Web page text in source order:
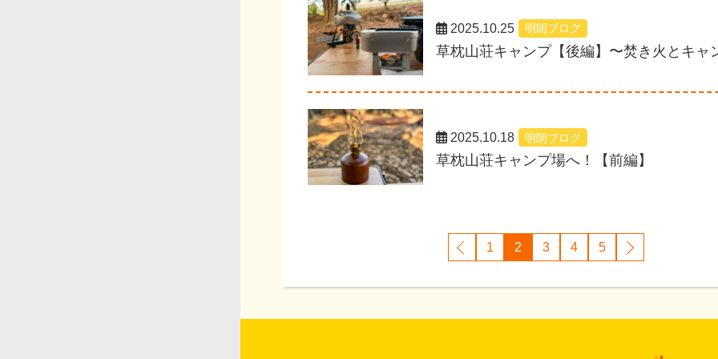
2025.10.25 明朗ブログ
草枕山荘キャンプ【後編】〜焚き火とキ
2025.10.18 明朗ブログ
草枕山荘キャンプ場へ！【前編】
ビ
1 2 3 4 5